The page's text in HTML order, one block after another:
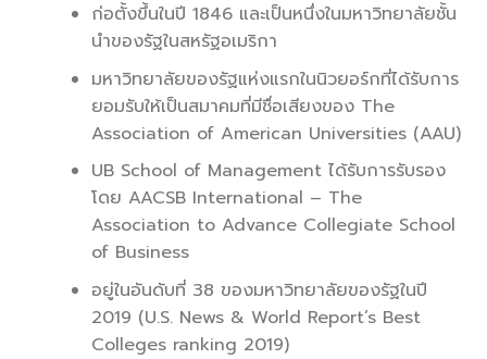
ก่อตั้งขึ้นในปี 1846 และเป็นหนึ่งในมหาวิทยาลัยชั้น
นำของรัฐในสหรัฐอเมริกา
มหาวิทยาลัยของรัฐแห่งแรกในนิวยอร์กที่ได้รับการ
ยอมรับให้เป็นสมาคมที่มีชื่อเสียงของ The
Association of American Universities (AAU)
UB School of Management ได้รับการรับรอง
โดย AACSB International – The
Association to Advance Collegiate School
of Business
อยู่ในอันดับที่ 38 ของมหาวิทยาลัยของรัฐในปี
2019 (U.S. News & World Report’s Best
Colleges ranking 2019)